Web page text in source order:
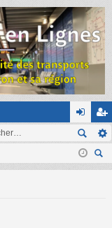
on
ne
ns
cri
ec